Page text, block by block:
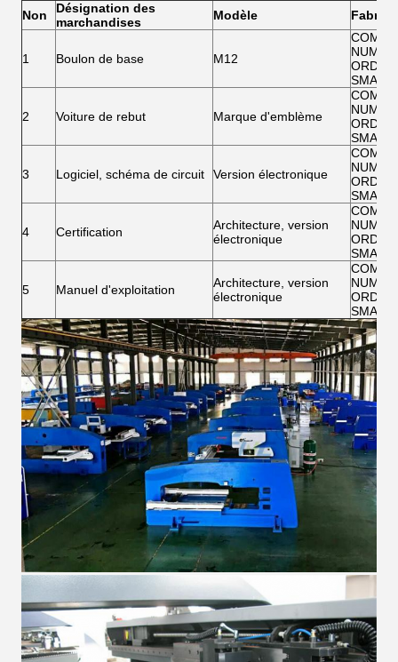
Non
Désignation des
marchandises
Modèle
1 Boulon de base M12
SMART
2 Voiture de rebut Marque d'emblème
SMART
3 Logiciel, schéma de circuit Version électronique
SMART
4 Certification
Architecture, version
électronique
SMART
5 Manuel d'exploitation
Architecture, version
électronique
SMART